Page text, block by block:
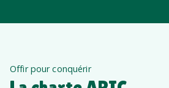
Offir pour conquérir